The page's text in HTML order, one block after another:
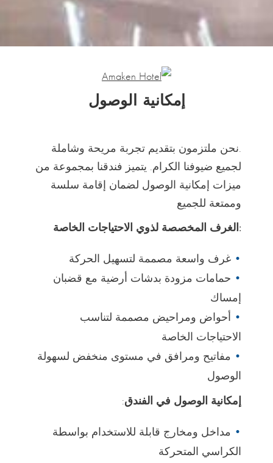
إمكانية الوصول
.نحن ملتزمون بتقديم تجربة مريحة وشاملة
لجميع ضيوفنا الكرام. يتميز فندقنا بمجموعة من
ميزات إمكانية الوصول لضمان إقامة سلسة
وممتعة للجميع
:الغرف المخصصة لذوي الاحتياجات الخاصة
غرف واسعة مصممة لتسهيل الحركة
حمامات مزودة بدشات أرضية مع قضبان
إمساك
أحواض ومراحيض مصممة لتناسب
الاحتياجات الخاصة
مفاتيح ومرافق في مستوى منخفض لسهولة
الوصول
إمكانية الوصول في الفندق:
مداخل ومخارج قابلة للاستخدام بواسطة
الكراسي المتحركة